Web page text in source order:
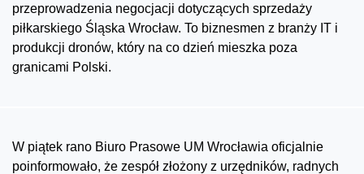
przeprowadzenia negocjacji dotyczących sprzedaży
piłkarskiego Śląska Wrocław. To biznesmen z branży IT i
produkcji dronów, który na co dzień mieszka poza
granicami Polski.
W piątek rano Biuro Prasowe UM Wrocławia oficjalnie
poinformowało, że zespół złożony z urzędników, radnych